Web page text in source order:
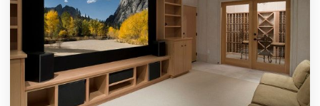
瑞兔百宝箱
AI视频插帧
瑞兔百宝箱
AI视频插帧
瑞兔百宝箱
AI视频插帧
瑞兔百宝箱
AI视频插帧
瑞兔百宝箱
AI视频插帧
瑞兔百宝箱
AI视频插帧
Cinema 4D云渲染方案
Blender 云渲染方案
Maya AI渲染方案
Cinema 4D云渲染方案
Blender 云渲染方案
Maya AI渲染方案
Cinema 4D云渲染方案
Blender 云渲染方案
Maya AI渲染方案
Cinema 4D云渲染方案
Blender 云渲染方案
Maya AI渲染方案
Cinema 4D云渲染方案
Blender 云渲染方案
Maya AI渲染方案
Cinema 4D云渲染方案
Blender 云渲染方案
Maya AI渲染方案
价格
动画价格
效果图价格
云制作价格
动画价格
效果图价格
云制作价格
动画价格
效果图价格
云制作价格
动画价格
效果图价格
云制作价格
动画价格
效果图价格
云制作价格
动画价格
效果图价格
云制作价格
案例
资讯&赛事
新闻资讯
新闻资讯
新闻资讯
新闻资讯
新闻资讯
新闻资讯